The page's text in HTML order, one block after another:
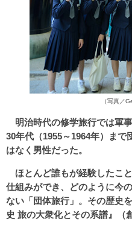
（写真／
明治時代の修学旅行では軍
30年代（1955～1964年）ま
はなく男性だった。
ほとんど誰もが経験したこ
仕組みができ、どのように今
ない「団体旅行」。その歴史
史 旅の大衆化とその系譜』（